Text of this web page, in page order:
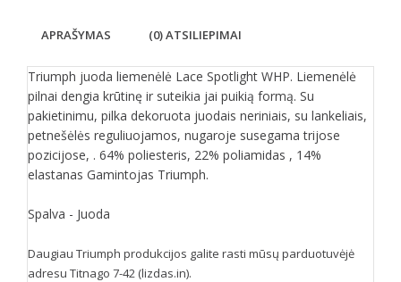
APRAŠYMAS (0) ATSILIEPIMAI
Triumph juoda liemenėlė Lace Spotlight WHP. Liemenėlė
pilnai dengia krūtinę ir suteikia jai puikią formą. Su
pakietinimu, pilka dekoruota juodais neriniais, su lankeliais,
petnešėlės reguliuojamos, nugaroje susegama trijose
pozicijose, . 64% poliesteris, 22% poliamidas , 14%
elastanas Gamintojas Triumph.
Spalva - Juoda
Daugiau Triumph produkcijos galite rasti mūsų parduotuvėjė
adresu Titnago 7-42 (lizdas.in).